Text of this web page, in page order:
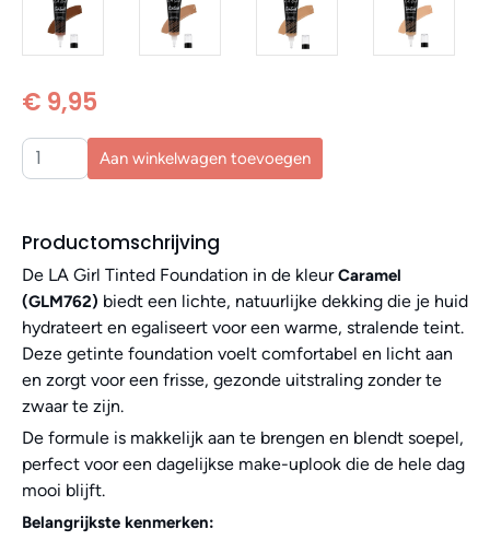
€ 9,95
Aan winkelwagen toevoegen
Productomschrijving
De LA Girl Tinted Foundation in de kleurCaramel
(GLM762) biedt een lichte, natuurlijke dekking die je huid
hydrateert en egaliseert voor een warme, stralende teint.
Deze getinte foundation voelt comfortabel en licht aan
en zorgt voor een frisse, gezonde uitstraling zonder te
zwaar te zijn.
De formule is makkelijk aan te brengen en blendt soepel,
perfect voor een dagelijkse make-uplook die de hele dag
mooi blijft.
Belangrijkste kenmerken: